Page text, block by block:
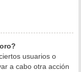
usuarios o
a cabo otra acción